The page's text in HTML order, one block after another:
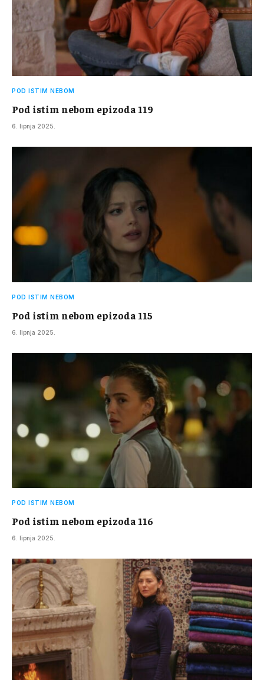
POD ISTIM NEBOM
Pod istim nebom epizoda 119
6. lipnja 2025.
POD ISTIM NEBOM
Pod istim nebom epizoda 115
6. lipnja 2025.
POD ISTIM NEBOM
Pod istim nebom epizoda 116
6. lipnja 2025.